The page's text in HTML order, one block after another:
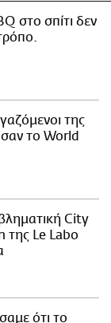
στο σπίτι δεν
της
το World
City
της Le Labo
ότι το